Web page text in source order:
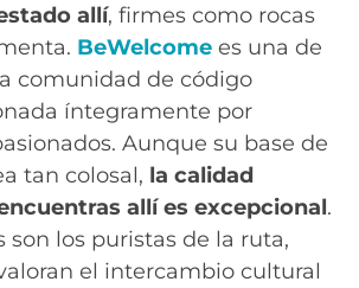
allí, firmes como rocas
BeWelcome es una de
comunidad de código
íntegramente por
Aunque su base de
tan colosal, la calidad
allí es excepcional.
son los puristas de la ruta,
el intercambio cultural